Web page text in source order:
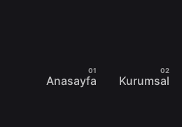
Anasayfa Kurumsal